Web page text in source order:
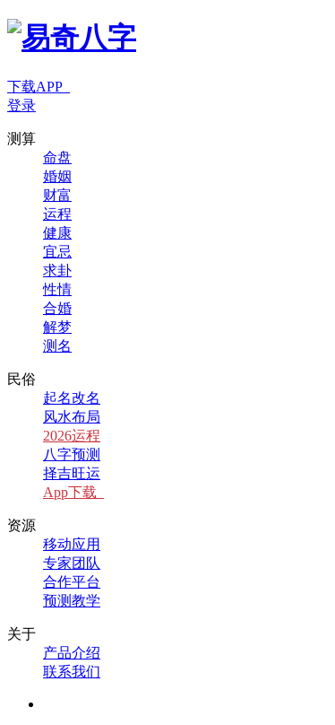
下载APP
登录
测算
命盘
婚姻
财富
运程
健康
宜忌
求卦
性情
合婚
解梦
测名
民俗
起名改名
风水布局
2026运程
八字预测
择吉旺运
App下载
资源
移动应用
专家团队
合作平台
预测教学
关于
产品介绍
联系我们